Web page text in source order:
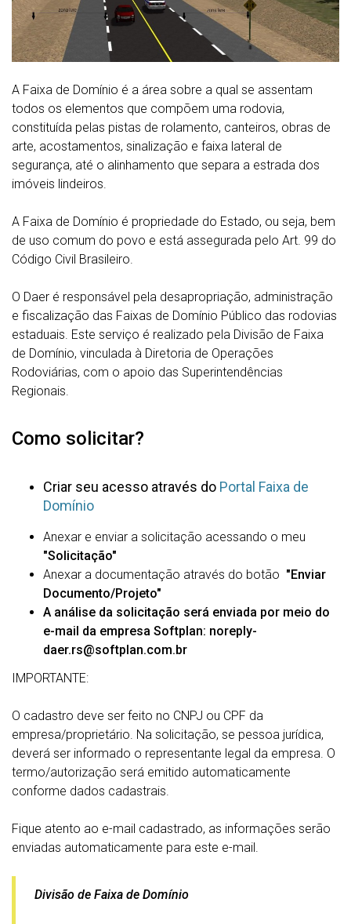
A Faixa de Domínio é a área sobre a qual se assentam
todos os elementos que compõem uma rodovia,
constituída pelas pistas de rolamento, canteiros, obras de
arte, acostamentos, sinalização e faixa lateral de
segurança, até o alinhamento que separa a estrada dos
imóveis lindeiros.
A Faixa de Domínio é propriedade do Estado, ou seja, bem
de uso comum do povo e está assegurada pelo Art. 99 do
Código Civil Brasileiro.
O Daer é responsável pela desapropriação, administração
e fiscalização das Faixas de Domínio Público das rodovias
estaduais. Este serviço é realizado pela Divisão de Faixa
de Domínio, vinculada à Diretoria de Operações
Rodoviárias, com o apoio das Superintendências
Regionais.
Como solicitar?
Criar seu acesso através do Portal Faixa de
Domínio
Anexar e enviar a solicitação acessando o meu
"Solicitação"
Anexar a documentação através do botão "Enviar
Documento/Projeto"
A análise da solicitação será enviada por meio do
e-mail da empresa Softplan: noreply-
daer.rs@softplan.com.br
IMPORTANTE:
O cadastro deve ser feito no CNPJ ou CPF da
empresa/proprietário. Na solicitação, se pessoa jurídica,
deverá ser informado o representante legal da empresa. O
termo/autorização será emitido automaticamente
conforme dados cadastrais.
Fique atento ao e-mail cadastrado, as informações serão
enviadas automaticamente para este e-mail.
Divisão de Faixa de Domínio